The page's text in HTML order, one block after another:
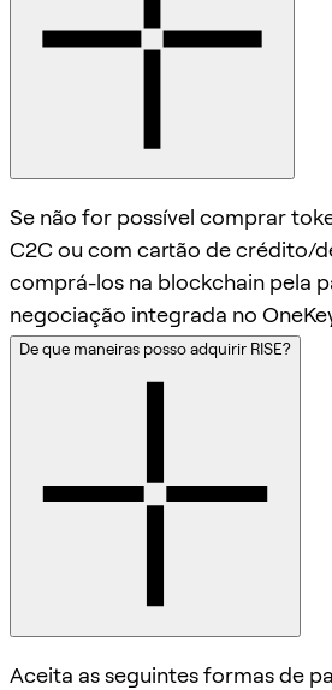
Se não for possível comprar
C2C ou com cartão de crédito/
comprá-los na blockchain pela
negociação integrada no
De que maneiras posso adquirir RISE?
Aceita as seguintes formas de